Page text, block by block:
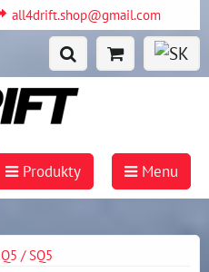
all4drift.shop@gmail.com
Produkty Menu
Q5 / SQ5